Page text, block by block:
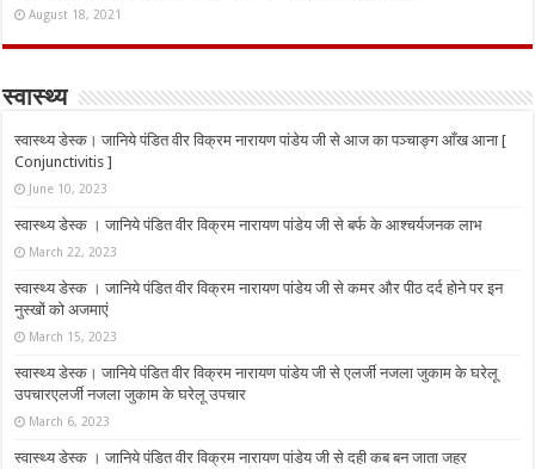
August 18, 2021
स्वास्थ्य
स्वास्थ्य डेस्क। जानिये पंडित वीर विक्रम नारायण पांडेय जी से आज का पञ्चाङ्ग आँख आना [
Conjunctivitis ]
June 10, 2023
स्वास्थ्य डेस्क । जानिये पंडित वीर विक्रम नारायण पांडेय जी से बर्फ के आश्चर्यजनक लाभ
March 22, 2023
स्वास्थ्य डेस्क । जानिये पंडित वीर विक्रम नारायण पांडेय जी से कमर और पीठ दर्द होने पर इन
नुस्‍खों को अजमाएं
March 15, 2023
स्वास्थ्य डेस्क। जानिये पंडित वीर विक्रम नारायण पांडेय जी से एलर्जी नजला जुकाम के घरेलू
उपचारएलर्जी नजला जुकाम के घरेलू उपचार
March 6, 2023
स्वास्थ्य डेस्क । जानिये पंडित वीर विक्रम नारायण पांडेय जी से दही कब बन जाता जहर